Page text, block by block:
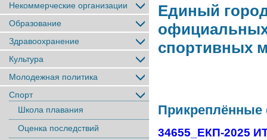
Некоммерческие организации
Образование
Здравоохранение
Культура
Молодежная политика
Спорт
Школа плавания
Оценка последствий
Единый
спортивных
34655_ЕКП-2025